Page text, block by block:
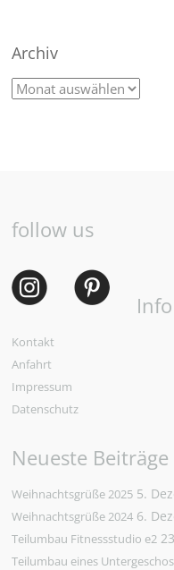
Archiv
follow us
Info
Kontakt
Anfahrt
Impressum
Datenschutz
Neueste Beiträge
Weihnachtsgrüße 2025 5.
Weihnachtsgrüße 2024 6.
Teilumbau Fitnessstudio e2
Teilumbau eines